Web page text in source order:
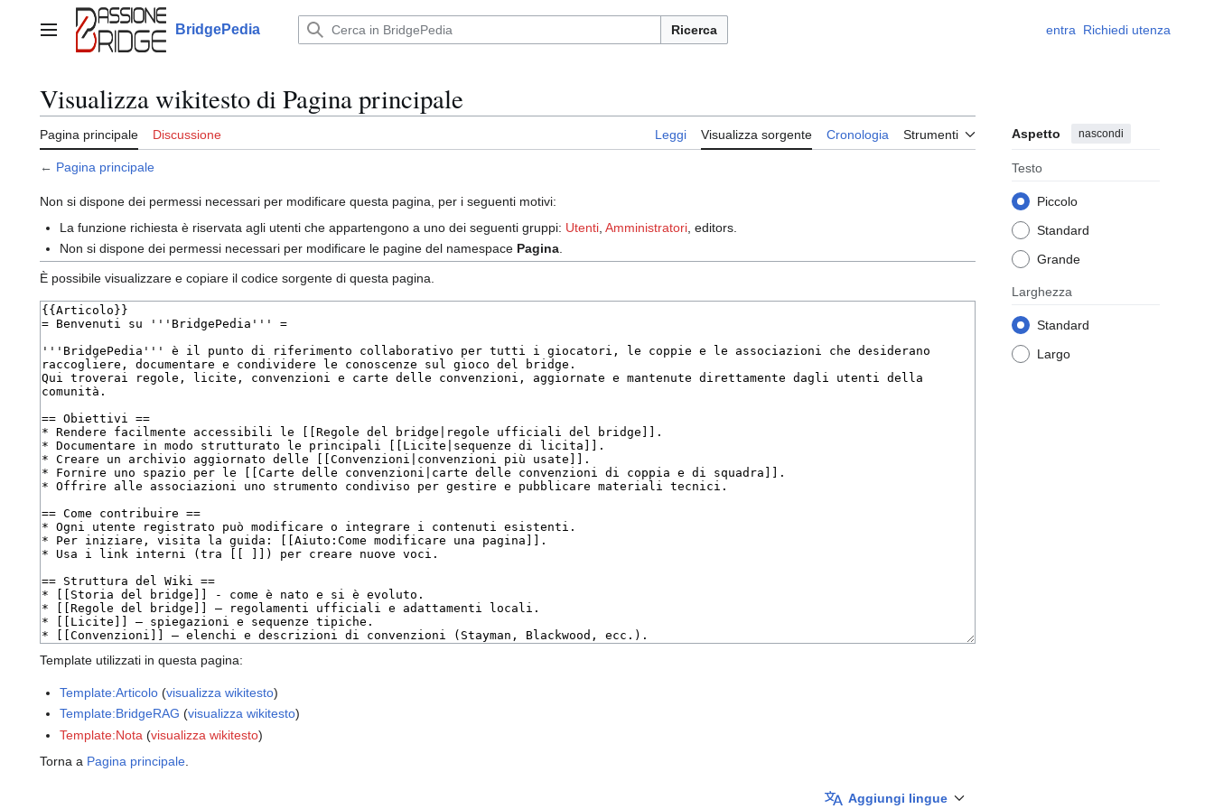
contenutoMenu principale BridgePedia Ricerca entra Richiedi utenza
Visualizza wikitesto di Pagina principale
Pagina principale Discussione Leggi Visualizza sorgente Cronologia Strumenti Aspetto nascondi
Testo
Piccolo
Standard
Grande
Larghezza
Standard
Largo
← Pagina principale
Non si dispone dei permessi necessari per modificare questa pagina, per i seguenti motivi:
La funzione richiesta è riservata agli utenti che appartengono a uno dei seguenti gruppi: Utenti ,Amministratori , editors.
Non si dispone dei permessi necessari per modificare le pagine del namespace Pagina.
È possibile visualizzare e copiare il codice sorgente di questa pagina.
Template utilizzati in questa pagina:
Template:Articolo (visualizza wikitesto)
Template:BridgeRAG (visualizza wikitesto)
Template:Nota (visualizza wikitesto)
Torna a Pagina principale
Aggiungi lingue